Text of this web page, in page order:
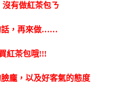
有做紅茶包ㄋ
話，再來做……
紅茶包哦!!!
龐，以及好客氣的態度